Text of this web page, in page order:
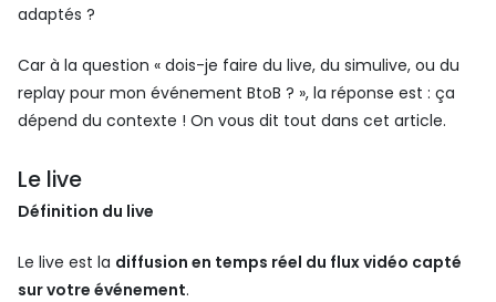
adaptés ?
Car à la question « dois-je faire du live, du simulive, ou du
replay pour mon événement BtoB ? », la réponse est : ça
dépend du contexte ! On vous dit tout dans cet article.
Le live
Définition du live
Le live est la diffusion en temps réel du flux vidéo capté
sur votre événement.